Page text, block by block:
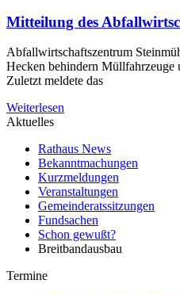
Mitteilung des
Abfallwirtschaftszentrum
Hecken behindern Müllfahrzeuge
Zuletzt meldete das
Weiterlesen
Aktuelles
Rathaus News
Bekanntmachungen
Kurzmeldungen
Veranstaltungen
Gemeinderatssitzungen
Fundsachen
Schon gewußt?
Breitbandausbau
Termine